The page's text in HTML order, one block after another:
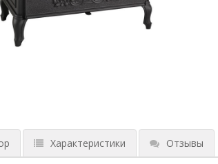
Характеристики Отзывы